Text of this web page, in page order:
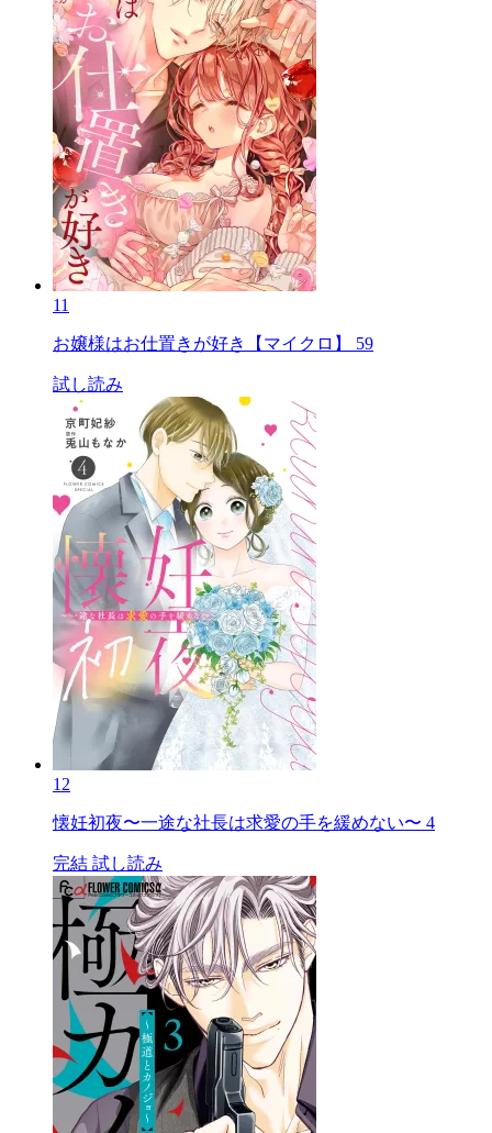
11
お嬢様はお仕置きが好き【マイクロ】 59
試し読み
12
懐妊初夜〜一途な社長は求愛の手を緩めない〜 4
完結 試し読み